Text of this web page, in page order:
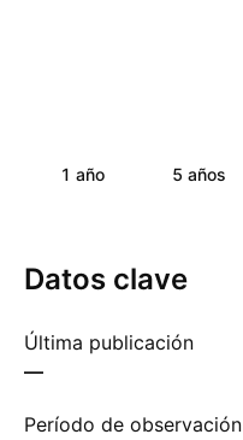
1 año 5 años
Datos clave
Última publicación
—
Período de observación